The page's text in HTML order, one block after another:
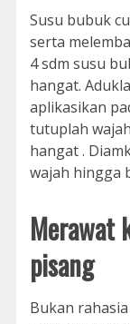
Susu bubuk
serta
4 sdm susu
hangat.
aplikasikan
tutuplah
hangat .
wajah hingga
Merawat
pisang
Bukan